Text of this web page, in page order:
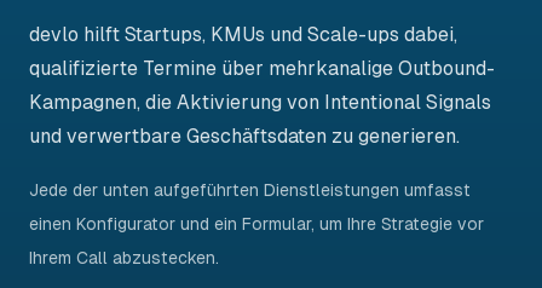
devlo hilft Startups, KMUs und Scale-ups dabei,
qualifizierte Termine über mehrkanalige Outbound-
Kampagnen, die Aktivierung von Intentional Signals
und verwertbare Geschäftsdaten zu generieren.
Jede der unten aufgeführten Dienstleistungen umfasst
einen Konfigurator und ein Formular, um Ihre Strategie vor
Ihrem Call abzustecken.